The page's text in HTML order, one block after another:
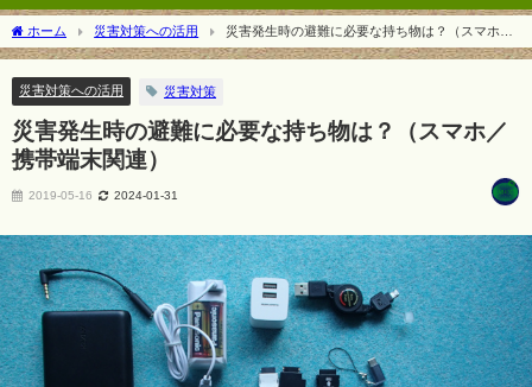
ホーム 災害対策への活用
災害発生時の避難に必要な持ち物は？（スマホ／
携帯端末関連）
災害対策への活用 災害対策
災害発生時の避難に必要な持ち物は？（スマホ／
携帯端末関連）
2019-05-16 2024-01-31